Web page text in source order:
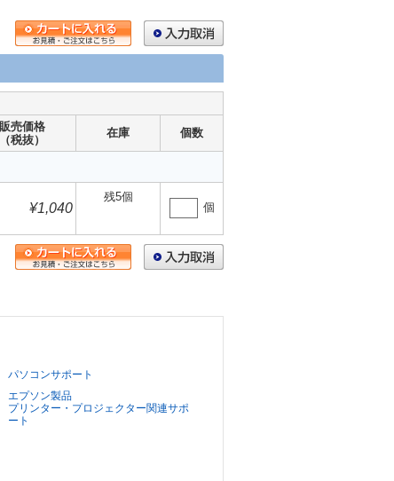
販売価格
（税抜）
在庫 個数
¥1,040
残5個
個
パソコンサポート
エプソン製品
プリンター・プロジェクター関連サポ
ート